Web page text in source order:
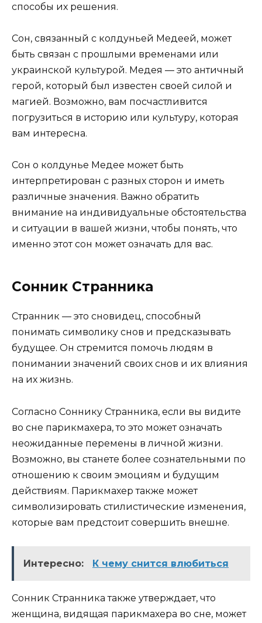
способы их решения.
Сон, связанный с колдуньей Медеей, может
быть связан с прошлыми временами или
украинской культурой. Медея — это античный
герой, который был известен своей силой и
магией. Возможно, вам посчастливится
погрузиться в историю или культуру, которая
вам интересна.
Сон о колдунье Медее может быть
интерпретирован с разных сторон и иметь
различные значения. Важно обратить
внимание на индивидуальные обстоятельства
и ситуации в вашей жизни, чтобы понять, что
именно этот сон может означать для вас.
Сонник Странника
Странник — это сновидец, способный
понимать символику снов и предсказывать
будущее. Он стремится помочь людям в
понимании значений своих снов и их влияния
на их жизнь.
Согласно Соннику Странника, если вы видите
во сне парикмахера, то это может означать
неожиданные перемены в личной жизни.
Возможно, вы станете более сознательными по
отношению к своим эмоциям и будущим
действиям. Парикмахер также может
символизировать стилистические изменения,
которые вам предстоит совершить внешне.
Интересно: К чему снится влюбиться
Сонник Странника также утверждает, что
женщина, видящая парикмахера во сне, может